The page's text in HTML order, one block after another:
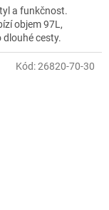
a funkčnost.
objem 97L,
dlouhé cesty.
Kód:26820-70-30